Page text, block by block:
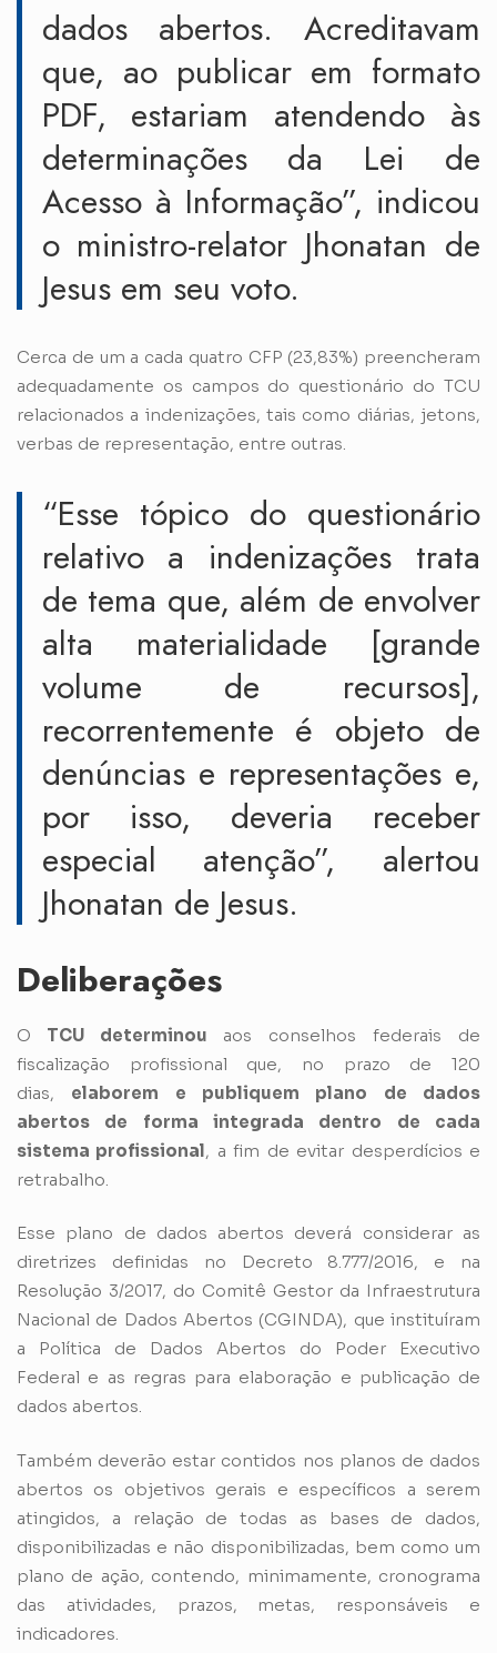
dados abertos. Acreditavam
que, ao publicar em formato
PDF, estariam atendendo às
determinações da Lei de
Acesso à Informação”, indicou
o ministro-relator Jhonatan de
Jesus em seu voto.
Cerca de um a cada quatro CFP (23,83%) preencheram
adequadamente os campos do questionário do TCU
relacionados a indenizações, tais como diárias, jetons,
verbas de representação, entre outras.
“Esse tópico do questionário
relativo a indenizações trata
de tema que, além de envolver
alta materialidade [grande
volume de recursos],
recorrentemente é objeto de
denúncias e representações e,
por isso, deveria receber
especial atenção”, alertou
Jhonatan de Jesus.
Deliberações
O TCU determinou aos conselhos federais de
fiscalização profissional que, no prazo de 120
dias, elaborem e publiquem plano de dados
abertos de forma integrada dentro de cada
sistema profissional, a fim de evitar desperdícios e
retrabalho.
Esse plano de dados abertos deverá considerar as
diretrizes definidas no
Decreto 8.777/2016, e na
Resolução 3/2017, do Comitê Gestor da Infraestrutura
Nacional de Dados Abertos (CGINDA), que instituíram
a Política de Dados Abertos do Poder Executivo
Federal e as regras para elaboração e publicação de
dados abertos.
Também deverão estar contidos nos planos de dados
abertos os objetivos gerais e específicos a serem
atingidos, a relação de todas as bases de dados,
disponibilizadas e não disponibilizadas, bem como um
plano de ação, contendo, minimamente, cronograma
das atividades, prazos, metas, responsáveis e
indicadores.